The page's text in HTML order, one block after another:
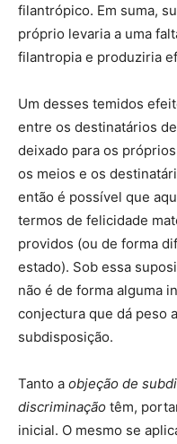
filantrópico. Em suma,
próprio levaria a uma
filantropia e produziria
Um desses temidos
entre os destinatários
deixado para os
os meios e os
então é possível que
termos de felicidade
providos (ou de forma
estado). Sob essa
não é de forma alguma
conjectura que dá peso
subdisposição.
Tanto a objeção de
discriminação têm,
inicial. O mesmo se